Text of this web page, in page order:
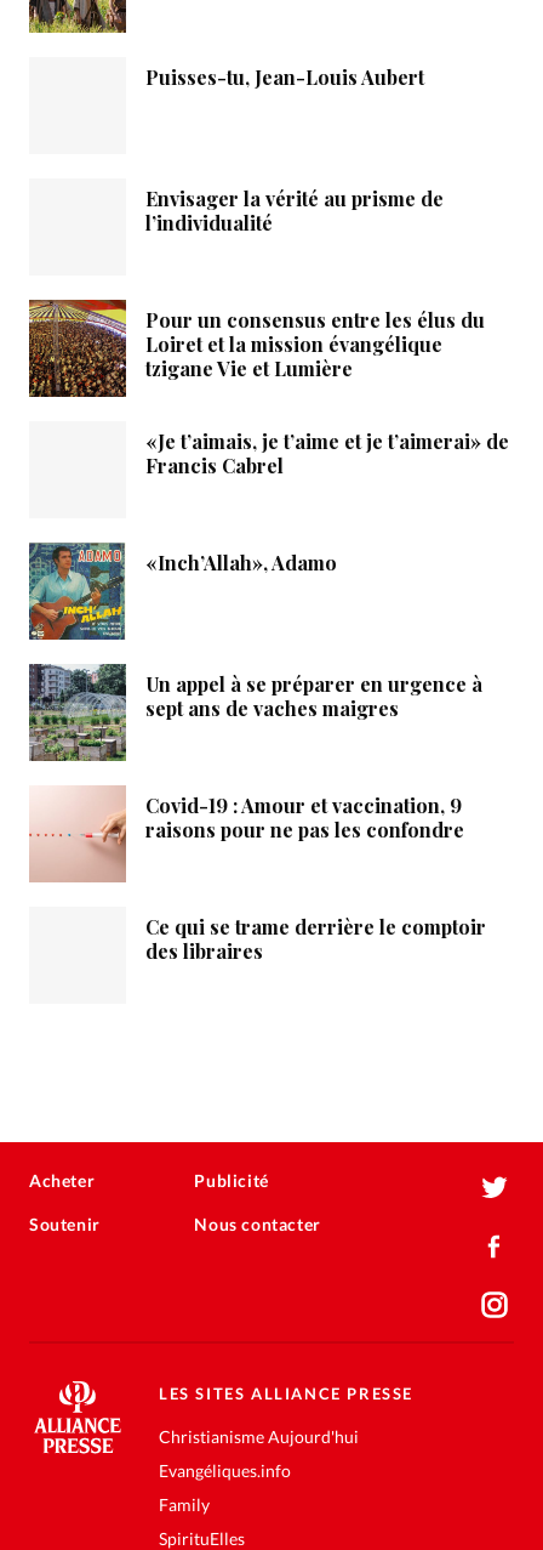
Puisses-tu, Jean-Louis Aubert
Envisager la vérité au prisme de
l’individualité
Pour un consensus entre les élus du
Loiret et la mission évangélique
tzigane Vie et Lumière
«Je t’aimais, je t’aime et je t’aimerai» de
Francis Cabrel
«Inch’Allah», Adamo
Un appel à se préparer en urgence à
sept ans de vaches maigres
Covid-19 : Amour et vaccination, 9
raisons pour ne pas les confondre
Ce qui se trame derrière le comptoir
des libraires
Acheter
Soutenir
Publicité
Nous contacter
LES SITES ALLIANCE PRESSE
Christianisme Aujourd'hui
Evangéliques.info
Family
SpirituElles